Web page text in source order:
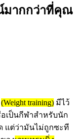
มากกว่าที่คุณ
(Weight training) มีไว้
เป็นกีฬาสำหรับนัก
แต่ว่ามันไม่ถูกซะที